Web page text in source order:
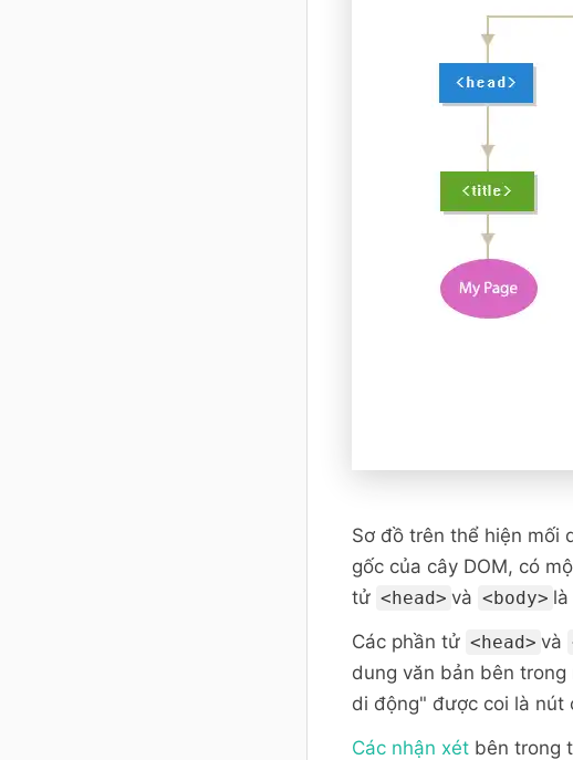
Sơ đồ trên thể hiện mối
gốc của cây DOM, có
tử <head> và <body>
Các phần tử <head> và
dung văn bản bên
di động" được coi là nút
Các nhận xét bên trong